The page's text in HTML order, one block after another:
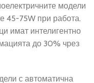
модели
45-75W при работа.
имат интелигентно
до 30% чрез
с автоматична